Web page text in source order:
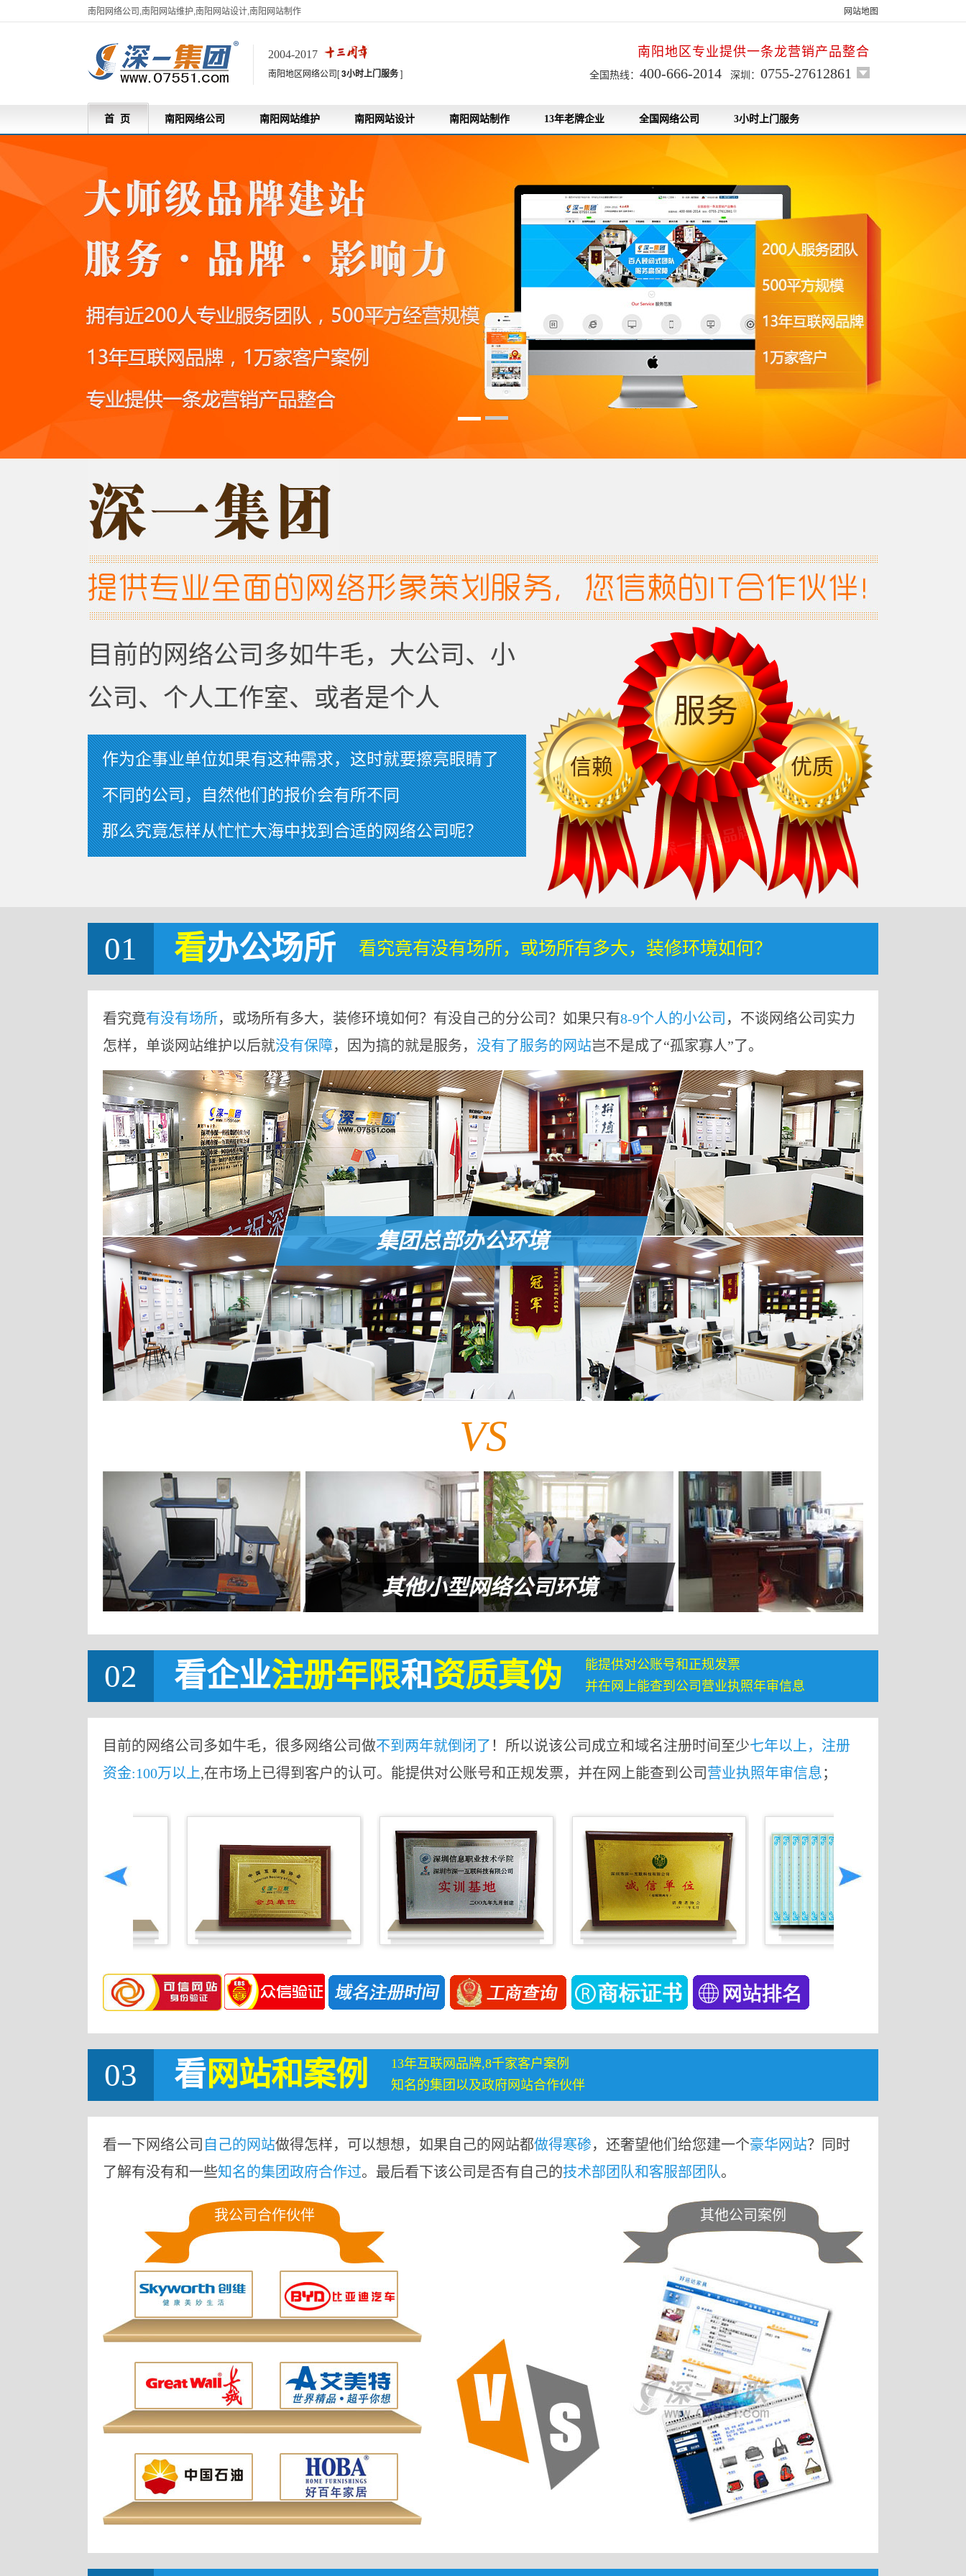
南阳网络公司,南阳网站维护,南阳网站设计,南阳网站制作 网站地图
2004-2017
南阳地区网络公司[3小时上门服务]
南阳地区专业提供一条龙营销产品整合
全国热线： 400-666-2014 深圳： 0755-27612861
首 页 南阳网络公司 南阳网站维护 南阳网站设计 南阳网站制作 13年老牌企业 全国网络公司 3小时上门服务
目前的网络公司多如牛毛，大公司、小
公司、个人工作室、或者是个人
作为企事业单位如果有这种需求，这时就要擦亮眼睛了
不同的公司，自然他们的报价会有所不同
那么究竟怎样从忙忙大海中找到合适的网络公司呢？
信赖
服务
优质
01 看办公场所 看究竟有没有场所，或场所有多大，装修环境如何？
看究竟有没有场所，或场所有多大，装修环境如何？有没自己的分公司？如果只有8-9个人的小公司 ，不谈网络公司实力
怎样，单谈网站维护以后就没有保障，因为搞的就是服务， 没有了服务的网站岂不是成了“孤家寡人”了。
集团总部办公环境
VS
其他小型网络公司环境
02 看企业注册年限和资质真伪
能提供对公账号和正规发票
并在网上能查到公司营业执照年审信息
目前的网络公司多如牛毛，很多网络公司做不到两年就倒闭了 ！所以说该公司成立和域名注册时间至少七年以上，注册
资金:100万以上,在市场上已得到客户的认可。能提供对公账号和正规发票，并在网上能查到公司 营业执照年审信息；
03 看网站和案例
13年互联网品牌,8千家客户案例
知名的集团以及政府网站合作伙伴
看一下网络公司 自己的网站做得怎样，可以想想，如果自己的网站都做得寒碜，还奢望他们给您建一个豪华网站？同时
了解有没有和一些知名的集团政府合作过。最后看下该公司是否有自己的技术部团队和客服部团队。
我公司合作伙伴 其他公司案例